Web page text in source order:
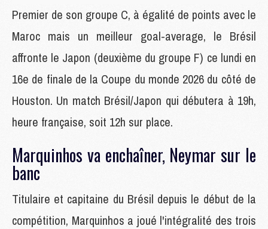
Premier de son groupe C, à égalité de points avec le
Maroc mais un meilleur goal-average, le Brésil
affronte le Japon (deuxième du groupe F) ce lundi en
16e de finale de la Coupe du monde 2026 du côté de
Houston. Un match Brésil/Japon qui débutera à 19h,
heure française, soit 12h sur place.
Marquinhos va enchaîner, Neymar sur le
banc
Titulaire et capitaine du Brésil depuis le début de la
compétition, Marquinhos a joué l'intégralité des trois